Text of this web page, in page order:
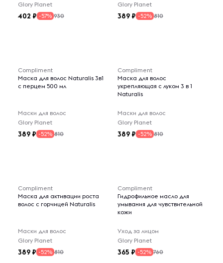
Glory Planet
402 -57% 930
Glory Planet
389 -52% 810
Compliment
Маска для волос Naturalis 3в1
с перцем 500 мл
Маски для волос
Glory Planet
389 -52% 810
Compliment
Маска для волос
укрепляющая с луком 3 в 1
Naturalis
Маски для волос
Glory Planet
389 -52% 810
Compliment
Маска для активации роста
волос с горчицей Naturalis
Маски для волос
Glory Planet
389 -52% 810
Compliment
Гидрофильное масло для
умывания для чувствительной
кожи
Уход за лицом
Glory Planet
365 -52% 760